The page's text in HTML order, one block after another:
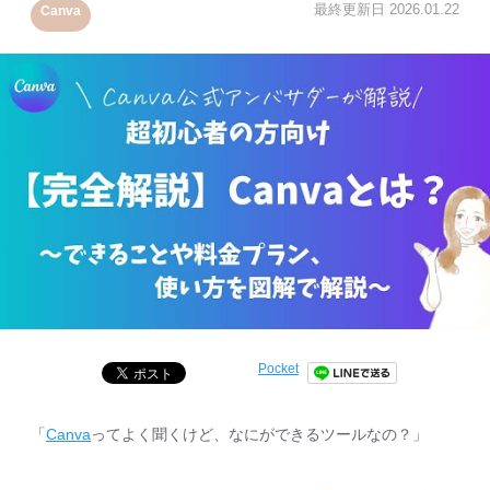
Canva 最終更新日 2026.01.22
Pocket
「 Canvaってよく聞くけど、なにができるツールなの？」